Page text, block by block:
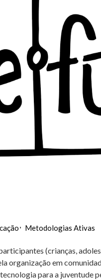
Metodologias Ativas
(crianças,
organização em
para a juventude